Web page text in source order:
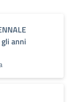
gli anni